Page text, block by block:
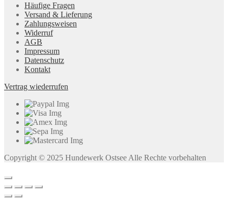
Häufige Fragen
Versand & Lieferung
Zahlungsweisen
Widerruf
AGB
Impressum
Datenschutz
Kontakt
Vertrag wiederrufen
Copyright © 2025 Hundewerk Ostsee Alle Rechte vorbehalten